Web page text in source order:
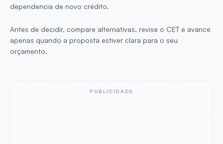
dependencia de novo crédito.
Antes de decidir, compare alternativas, revise o CET e avance
apenas quando a proposta estiver clara para o seu
orçamento.
PUBLICIDADE